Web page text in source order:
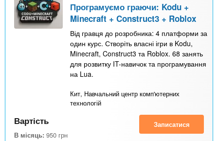
Програмуємо граючи: Kodu +
Minecraft + Construct3 + Roblox
Від гравця до розробника: 4 платформи за
один курс. Створіть власні ігри в Kodu,
Minecraft, Construct3 та Roblox. 68 занять
для розвитку IT-навичок та програмування
на Lua.
Кит, Навчальний центр комп'ютерних
технологій
Вартість
В місяць: 950 грн
Записатися